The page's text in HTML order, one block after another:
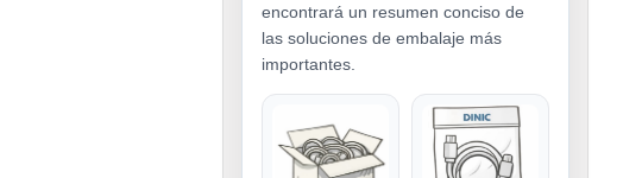
encontrará un resumen conciso de
las soluciones de embalaje más
importantes.